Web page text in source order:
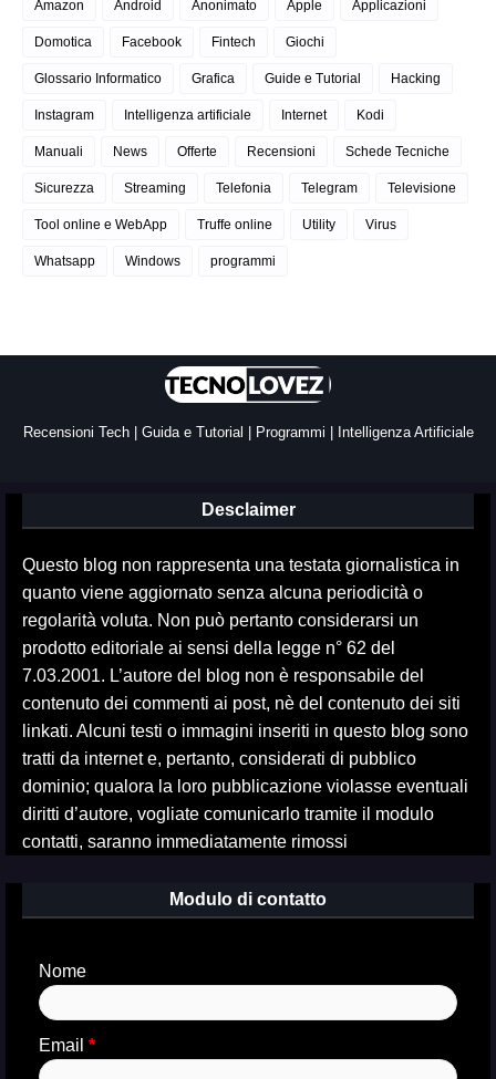
Amazon Android Anonimato Apple Applicazioni
Domotica Facebook Fintech Giochi
Glossario Informatico Grafica Guide e Tutorial Hacking
Instagram Intelligenza artificiale Internet Kodi
Manuali News Offerte Recensioni Schede Tecniche
Sicurezza Streaming Telefonia Telegram Televisione
Tool online e WebApp Truffe online Utility Virus
Whatsapp Windows programmi
Recensioni Tech | Guida e Tutorial | Programmi | Intelligenza Artificiale
Desclaimer
Questo blog non rappresenta una testata giornalistica in
quanto viene aggiornato senza alcuna periodicità o
regolarità voluta. Non può pertanto considerarsi un
prodotto editoriale ai sensi della legge n° 62 del
7.03.2001. L’autore del blog non è responsabile del
contenuto dei commenti ai post, nè del contenuto dei siti
linkati. Alcuni testi o immagini inseriti in questo blog sono
tratti da internet e, pertanto, considerati di pubblico
dominio; qualora la loro pubblicazione violasse eventuali
diritti d’autore, vogliate comunicarlo tramite il modulo
contatti, saranno immediatamente rimossi
Modulo di contatto
Nome
Email *